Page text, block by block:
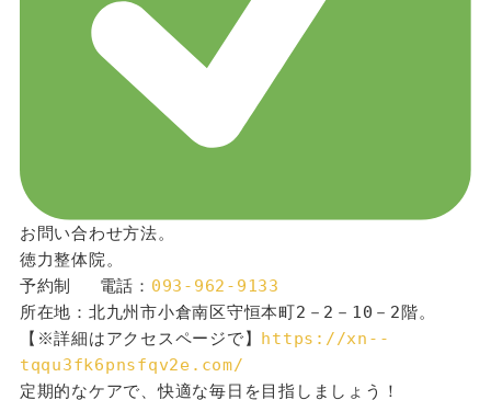
お問い合わせ方法。
徳力整体院。
予約制 　電話： 093-962-9133
所在地：北九州市小倉南区守恒本町2－2－10－2階。
【※詳細はアクセスページで】 https://xn--
tqqu3fk6pnsfqv2e.com/
定期的なケアで、快適な毎日を目指しましょう！